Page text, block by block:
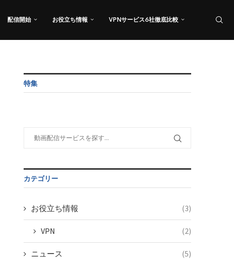
配信開始 お役立ち情報 VPNサービス6社徹底比較
特集
カテゴリー
お役立ち情報 (3)
VPN (2)
ニュース (5)